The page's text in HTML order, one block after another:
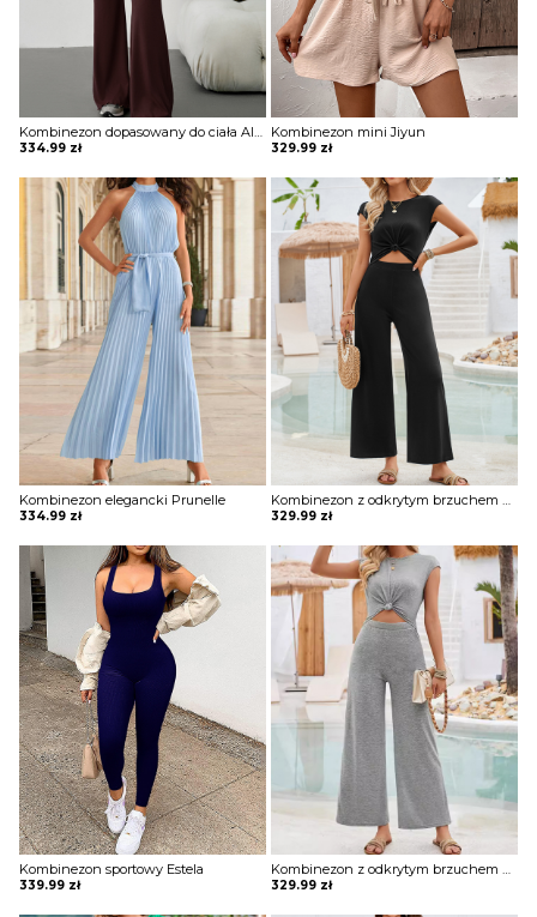
334.99 zł
Kombinezon mini Jiyun
329.99 zł
Kombinezon elegancki Prunelle
334.99 zł
Kombinezon z odkrytym brzuchem Agneta
329.99 zł
Kombinezon sportowy Estela
339.99 zł 329.99 zł